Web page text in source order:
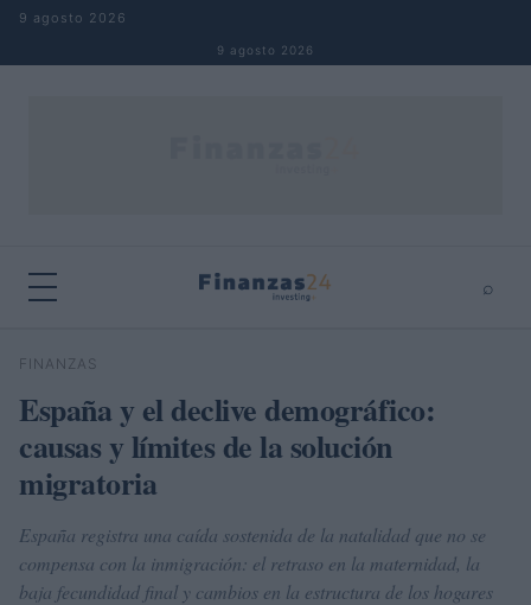
Saltar al contenido
9 agosto 2026
9 agosto 2026
⌕
Buscar
FINANZAS
España y el declive demográfico:
causas y límites de la solución
migratoria
España registra una caída sostenida de la natalidad que no se
compensa con la inmigración: el retraso en la maternidad, la
baja fecundidad final y cambios en la estructura de los hogares